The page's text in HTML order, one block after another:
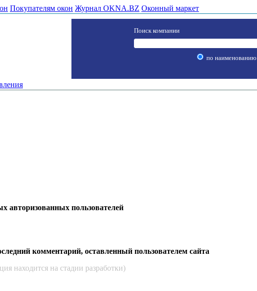
Покупателям окон Журнал OKNA.BZ Оконный маркет
Поиск компании
по наименованию
авторизованных пользователей
комментарий, оставленный пользователем сайта
находится на стадии разработки)